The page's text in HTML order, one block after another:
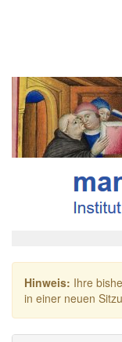
Hinweis: Ihre
in einer neuen